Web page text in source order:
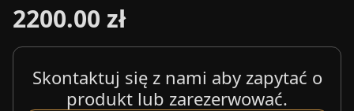
2200.00 zł
Skontaktuj się z nami aby zapytać o
produkt lub zarezerwować.